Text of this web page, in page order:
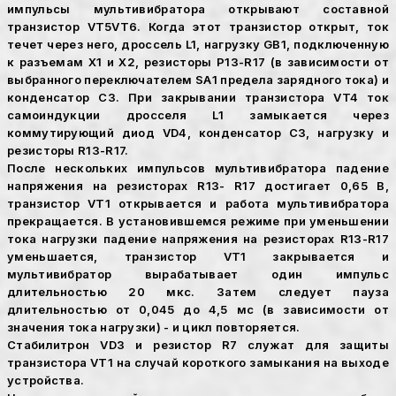
импульсы мультивибратора открывают составной
транзистор VT5VT6. Когда этот транзистор открыт, ток
течет через него, дроссель L1, нагрузку GB1, подключенную
к разъемам X1 и Х2, резисторы Р13-R17 (в зависимости от
выбранного переключателем SА1 предела зарядного тока) и
конденсатор С3. При закрывании транзистора VT4 ток
самоиндукции дросселя L1 замыкается через
коммутирующий диод VD4, конденсатор С3, нагрузку и
резисторы R13-R17.
После нескольких импульсов мультивибратора падение
напряжения на резисторах R13- R17 достигает 0,65 В,
транзистор VT1 открывается и работа мультивибратора
прекращается. В установившемся режиме при уменьшении
тока нагрузки падение напряжения на резисторах R13-R17
уменьшается, транзистор VT1 закрывается и
мультивибратор вырабатывает один импульс
длительностью 20 мкс. Затем следует пауза
длительностью от 0,045 до 4,5 мс (в зависимости от
значения тока нагрузки) - и цикл повторяется.
Стабилитрон VD3 и резистор R7 служат для защиты
транзистора VT1 на случай короткого замыкания на выходе
устройства.